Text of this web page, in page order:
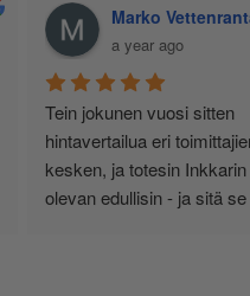
ICH Hervanta
a year ago
erittäin nopeaa!
vaivatonta. Laajat
Hyvät tarjoukset
ja usein maksuton